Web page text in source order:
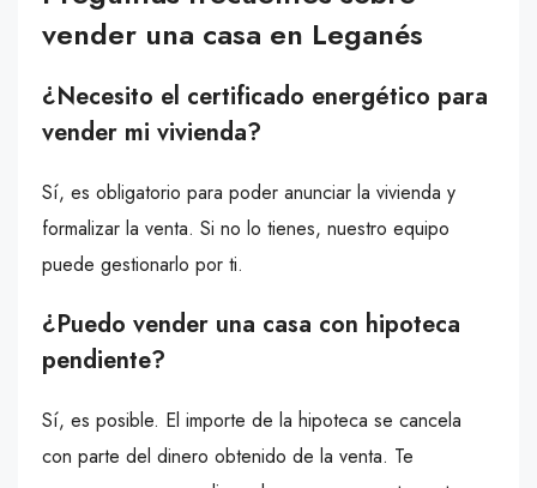
vender una casa en Leganés
¿Necesito el certificado energético para
vender mi vivienda?
Sí, es obligatorio para poder anunciar la vivienda y
formalizar la venta. Si no lo tienes, nuestro equipo
puede gestionarlo por ti.
¿Puedo vender una casa con hipoteca
pendiente?
Sí, es posible. El importe de la hipoteca se cancela
con parte del dinero obtenido de la venta. Te